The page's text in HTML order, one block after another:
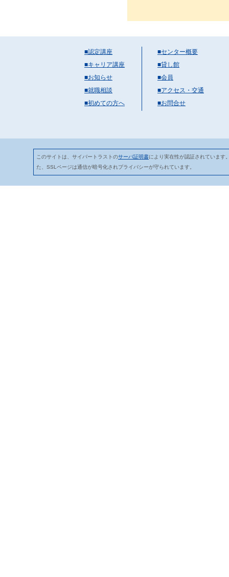
■認定講座
■キャリア講座
■お知らせ
■就職相談
■初めての方へ
■センター概要
■貸し館
■会員
■アクセス・交通
■お問合せ
このサイトは、サイバートラストのサーバ証明書により実在性が認証されています
た、SSLページは通信が暗号化されプライバシーが守られています。